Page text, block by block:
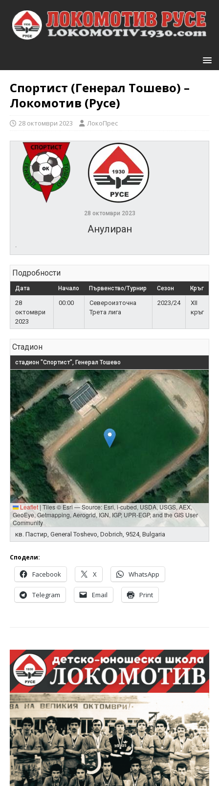
Спортист (Генерал Тошево) –
Локомотив (Русе)
28 октомври 2023 ЛокоПрес
28 октомври 2023
Анулиран
Подробности
Дата Начало Първенство/Турнир Сезон Кръг
28
октомври
2023
00:00
Североизточна
Трета лига
2023/24
XII
кръг
Стадион
стадион "Спортист", Генерал Тошево
Leaflet | Tiles © Esri — Source: Esri, i-cubed, USDA, USGS, AEX,
GeoEye, Getmapping, Aerogrid, IGN, IGP, UPR-EGP, and the GIS User
Community
кв. Пастир, General Toshevo, Dobrich, 9524, Bulgaria
Сподели:
Facebook X WhatsApp
Telegram Email Print